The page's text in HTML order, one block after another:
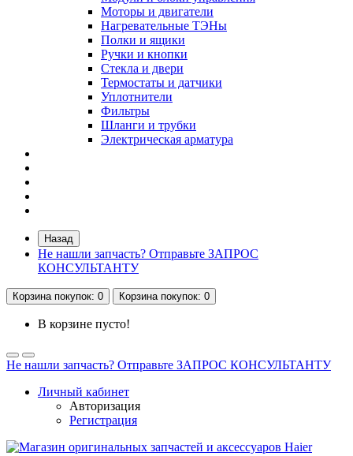
Моторы и двигатели
Нагревательные ТЭНы
Полки и ящики
Ручки и кнопки
Стекла и двери
Термостаты и датчики
Уплотнители
Фильтры
Шланги и трубки
Электрическая арматура
Назад
Не нашли запчасть? Отправьте ЗАПРОС
КОНСУЛЬТАНТУ
Корзинапокупок: 0 Корзинапокупок: 0
В корзине пусто!
Не нашли запчасть? Отправьте ЗАПРОС КОНСУЛЬТАНТУ
Личный кабинет
Авторизация
Регистрация